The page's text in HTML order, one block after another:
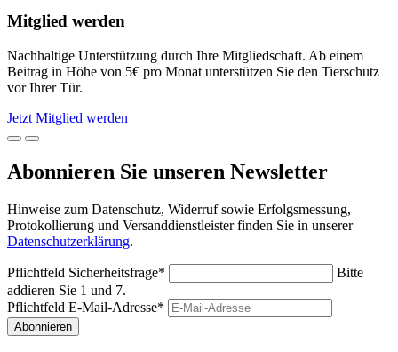
Mitglied werden
Nachhaltige Unterstützung durch Ihre Mitgliedschaft. Ab einem
Beitrag in Höhe von 5€ pro Monat unterstützen Sie den Tierschutz
vor Ihrer Tür.
Jetzt Mitglied werden
Abonnieren Sie unseren Newsletter
Hinweise zum Datenschutz, Widerruf sowie Erfolgsmessung,
Protokollierung und Versanddienstleister finden Sie in unserer
Datenschutzerklärung.
Pflichtfeld Sicherheitsfrage*
Bitte
addieren Sie 1 und 7.
Pflichtfeld E-Mail-Adresse*
Abonnieren